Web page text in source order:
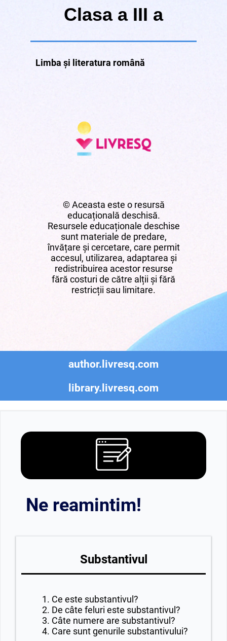
Clasa a III a
Limba și literatura română
© Aceasta este o resursă
educațională deschisă.
Resursele educaționale deschise
sunt materiale de predare,
învățare și cercetare, care permit
accesul, utilizarea, adaptarea și
redistribuirea acestor resurse
fără costuri de către alții și fără
restricții sau limitare.
author.livresq.com
library.livresq.com
Ne reamintim!
Substantivul
Ce este substantivul?
De câte feluri este substantivul?
Câte numere are substantivul?
Care sunt genurile substantivului?